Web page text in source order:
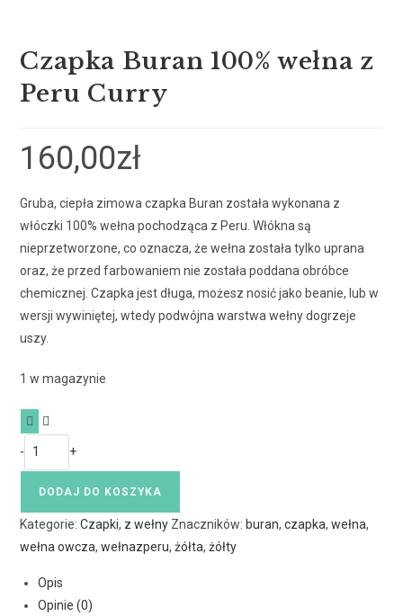
Czapka Buran 100% wełna z
Peru Curry
160,00zł
Gruba, ciepła zimowa czapka Buran została wykonana z
włóczki 100% wełna pochodząca z Peru. Włókna są
nieprzetworzone, co oznacza, że wełna została tylko uprana
oraz, że przed farbowaniem nie została poddana obróbce
chemicznej. Czapka jest długa, możesz nosić jako beanie, lub w
wersji wywiniętej, wtedy podwójna warstwa wełny dogrzeje
uszy.
1 w magazynie
- +
DODAJ DO KOSZYKA
Kategorie:Czapki, z wełny Znaczników: buran,czapka,wełna,
wełna owcza,wełnazperu,żółta,żółty
Opis
Opinie (0)